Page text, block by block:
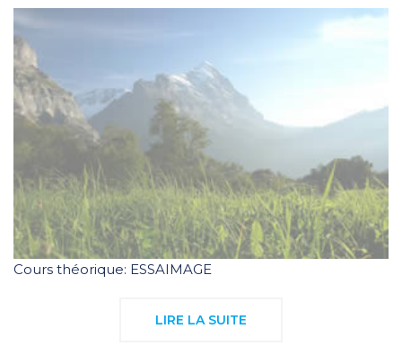
Cours théorique: ESSAIMAGE
LIRE LA SUITE